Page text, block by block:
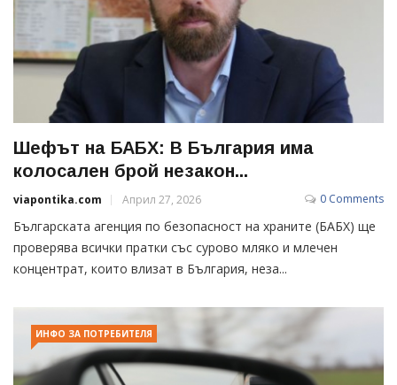
Шефът на БАБХ: В България има
колосален брой незакон...
viapontika.com Април 27, 2026 0 Comments
Българската агенция по безопасност на храните (БАБХ) ще
проверява всички пратки със сурово мляко и млечен
концентрат, които влизат в България, неза...
ИНФО ЗА ПОТРЕБИТЕЛЯ